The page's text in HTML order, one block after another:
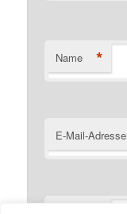
Name *
E-Mail-Adresse